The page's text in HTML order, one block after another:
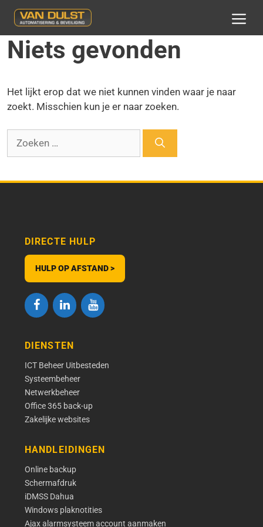
naar
de
inhoud
Niets gevonden
Het lijkt erop dat we niet kunnen vinden waar je naar
zoekt. Misschien kun je er naar zoeken.
naar:
DIRECTE HULP
HULP OP AFSTAND >
DIENSTEN
ICT Beheer Uitbesteden
Systeembeheer
Netwerkbeheer
Office 365 back-up
Zakelijke websites
HANDLEIDINGEN
Online backup
Schermafdruk
iDMSS Dahua
Windows plaknotities
Ajax alarmsysteem account aanmaken